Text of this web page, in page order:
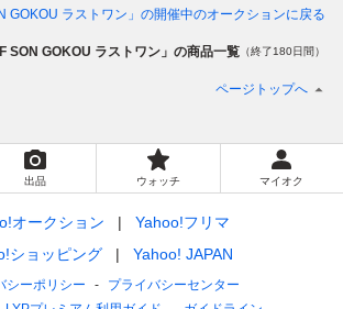
GOKOU ラストワン」 の開催中のオークションに戻る
SON GOKOU ラストワン」の商品一覧 （終了180日間）
ページトップへ
出品 ウォッチ マイオク
オークション
Yahoo!フリマ
ショッピング
Yahoo! JAPAN
シーポリシー
プライバシーセンター